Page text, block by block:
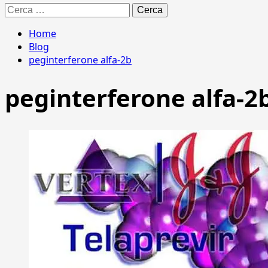
Ricerca
per:
Home
Blog
peginterferone alfa-2b
peginterferone alfa-